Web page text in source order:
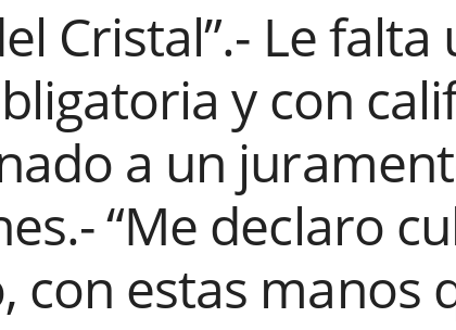
Cristal”.- Le falta
y con
a un
“Me declaro
con estas manos